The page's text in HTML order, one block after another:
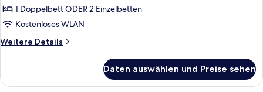
1 Doppelbett ODER 2 Einzelbetten
Kostenloses WLAN
Weitere Details
Weitere
Gartenblick
Daten auswählen und Preise sehen